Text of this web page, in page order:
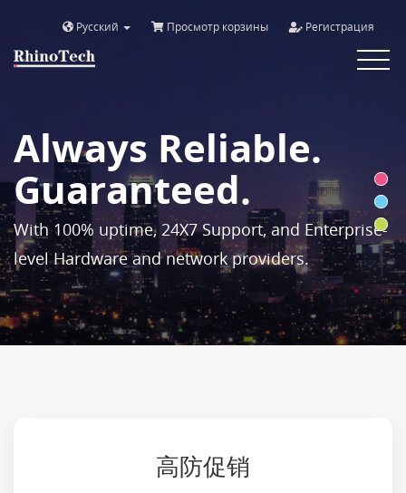
Русский Просмотр корзины Регистрация
Toggle
Always Reliable.
Guaranteed.
With 100% uptime, 24X7 Support, and Enterprise-
level Hardware and network providers.
高防促销